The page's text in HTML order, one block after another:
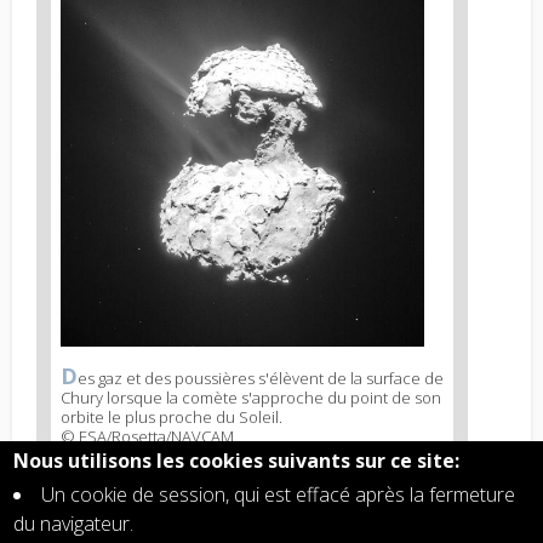
image
News
image
legend
2
Des gaz et des poussières s'élèvent de la surface de
Chury lorsque la comète s'approche du point de son
orbite le plus proche du Soleil.
© ESA/Rosetta/NAVCAM
Nous utilisons les cookies suivants sur ce site:
Un cookie de session, qui est effacé après la fermeture
du navigateur.